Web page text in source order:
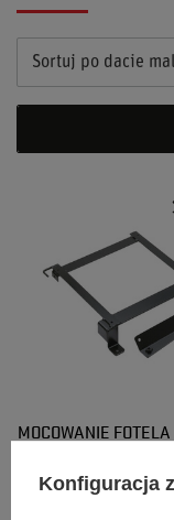
Sortuj po dacie
MOCOWANIE
Konfiguracja